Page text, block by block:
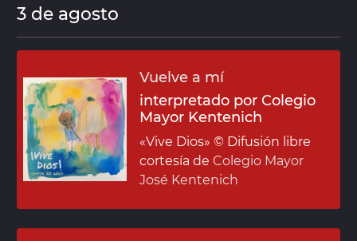
3 de agosto
Vuelve a mí
interpretado por Colegio
Mayor Kentenich
«Vive Dios» © Difusión libre
cortesía de Colegio Mayor
José Kentenich